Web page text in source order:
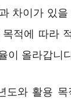
차이가 있
적에 따라
이 올라갑니
도와 활용